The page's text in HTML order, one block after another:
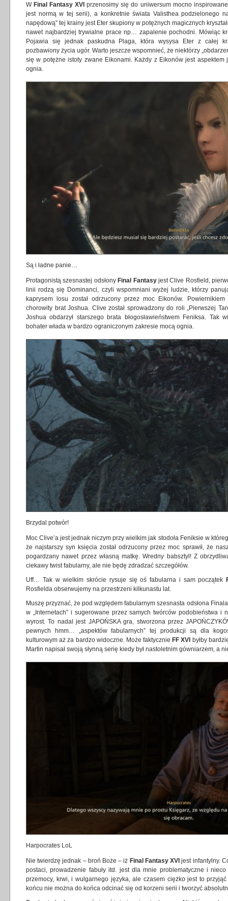
W Final Fantasy XVI przenosimy się do uniwersum mocno
jest normą w tej serii), a konkretnie świata Valisthea podzielonego
napędową” tej krainy jest Eter skupiony w potężnych magicznych
nawet najbardziej trywialne prace np… zapalenie pochodni. Mówiąc
Pojawia się jednak paskudna Plaga, która wysysa Eter z całej
pozbawiony życia ugór. Warto jeszcze wspomnieć, że niektórzy
się w potężne istoty zwane Eikonami. Każdy z Eikonów jest aspektem
ognia.
Są i ładne panie…
Protagonistą szesnastej odsłony Final Fantasyjest Clive Rosfield,
linii rodzą się Dominanci, czyli wspomniani wyżej ludzie, którzy
kaprysem losu został odrzucony przez moc Eikonów.
chorowity brat Joshua. Clive został sprowadzony do roli „Pierwszej
Joshua obdarzył starszego brata błogosławieństwem Feniksa. Tak
bohater włada w bardzo ograniczonym zakresie mocą ognia.
Brzydal potwór!
Moc Clive’a jest jednak niczym przy wielkim jak stodoła Feniksie w
że najstarszy syn księcia został odrzucony przez moc sprawił, że
pogardzany nawet przez własną matkę. Wredny babsztyl! Z
ciekawy twist fabularny, ale nie będę zdradzać szczegółów.
Uff… Tak w wielkim skrócie rysuje się oś fabularna i sam początek
Rosfielda obserwujemy na przestrzeni kilkunastu lat.
Muszę przyznać, że pod względem fabularnym szesnasta odsłona
w „Internetach” i sugerowane przez samych twórców podobieństwa i
wyrost. To nadal jest JAPOŃSKA gra, stworzona przez
pewnych hmm… „aspektów fabularnych” tej produkcji są dla
kulturowym aż za bardzo widoczne. Może faktycznie FF XVI byłby
Martin napisał swoją słynną serię kiedy był nastoletnim gówniarzem, a
Harpocrates LoL
Nie twierdzę jednak – broń Boże – iż Final Fantasy XVI jest infantylny.
postaci, prowadzenie fabuły itd. jest dla mnie problematyczne i
przemocy, krwi, i wulgarnego języka, ale czasem ciężko jest to
końcu nie można do końca odcinać się od korzeni serii i tworzyć